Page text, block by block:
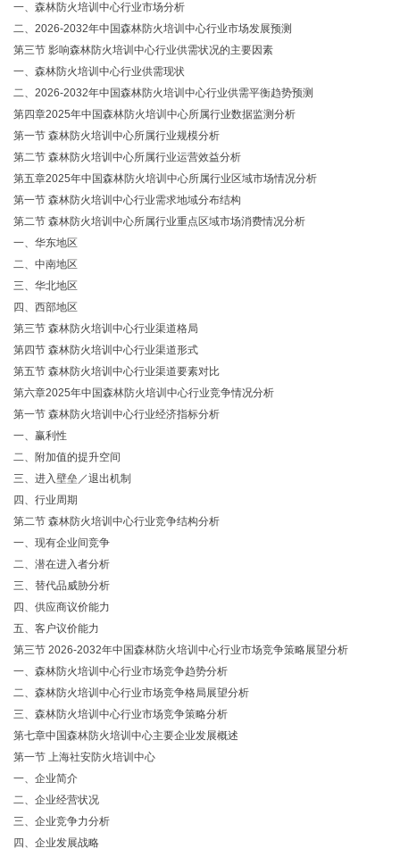
一、森林防火培训中心行业市场分析
二、 2026-2032年中国森林防火培训中心行业市场发展预测
第三节 影响森林防火培训中心行业供需状况的主要因素
一、森林防火培训中心行业供需现状
二、 2026-2032年中国森林防火培训中心行业供需平衡趋势预测
第四章2025年中国森林防火培训中心所属行业数据监测分析
第一节 森林防火培训中心所属行业规模分析
第二节 森林防火培训中心所属行业运营效益分析
第五章2025年中国森林防火培训中心所属行业区域市场情况分析
第一节 森林防火培训中心行业需求地域分布结构
第二节 森林防火培训中心所属行业重点区域市场消费情况分析
一、华东地区
二、中南地区
三、华北地区
四、西部地区
第三节 森林防火培训中心行业渠道格局
第四节 森林防火培训中心行业渠道形式
第五节 森林防火培训中心行业渠道要素对比
第六章2025年中国森林防火培训中心行业竞争情况分析
第一节 森林防火培训中心行业经济指标分析
一、赢利性
二、附加值的提升空间
三、进入壁垒／退出机制
四、行业周期
第二节 森林防火培训中心行业竞争结构分析
一、现有企业间竞争
二、潜在进入者分析
三、替代品威胁分析
四、供应商议价能力
五、客户议价能力
第三节 2026-2032年中国森林防火培训中心行业市场竞争策略展望分析
一、森林防火培训中心行业市场竞争趋势分析
二、森林防火培训中心行业市场竞争格局展望分析
三、森林防火培训中心行业市场竞争策略分析
第七章中国森林防火培训中心主要企业发展概述
第一节 上海社安防火培训中心
一、企业简介
二、企业经营状况
三、企业竞争力分析
四、企业发展战略